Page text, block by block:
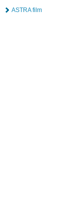
ASTRA film